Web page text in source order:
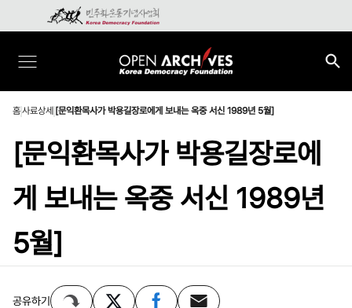
홈사료상세 [문익환목사가 박용길장로에게 보내는 옥중 서신 1989년 5월]
[문익환목사가 박용길장로에
게 보내는 옥중 서신 1989년
5월]
공유하기